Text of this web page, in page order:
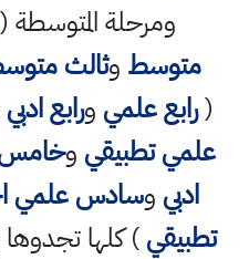
ومرحلة المتوسطة (
متوسط وثالث
(رابع علمي ورابع ادبي
علمي تطبيقي وخامس
ادبي وسادس علمي
تطبيقي) كلها تجدوها